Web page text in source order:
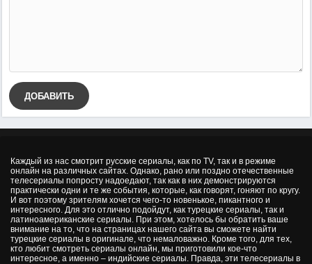
ДОБАВИТЬ
Каждый из нас смотрит русские сериалы, как по TV, так и в режиме
онлайн на различных сайтах. Однако, рано или поздно отечественные
телесериалы попросту надоедают, так как в них демонстрируются
практически одни и те же события, которые, как говорят, гоняют по кругу.
И вот поэтому зрителям хочется чего-то новенькое, пикантного и
интересного. Для это отлично подойдут, как турецкие сериалы, так и
латиноамериканские сериалы. При этом, хотелось бы обратить ваше
внимание на то, что на страницах нашего сайта вы сможете найти
турецкие сериалы в оригинале, что немаловажно. Кроме того, для тех,
кто любит смотреть сериалы онлайн, мы приготовили кое-что
интересное, а именно – индийские сериалы. Правда, эти телесериалы в